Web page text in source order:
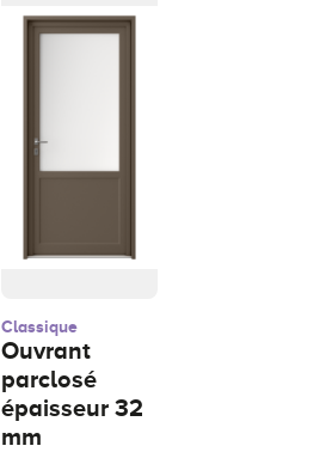
Classique
Ouvrant
parclosé
épaisseur 32
mm